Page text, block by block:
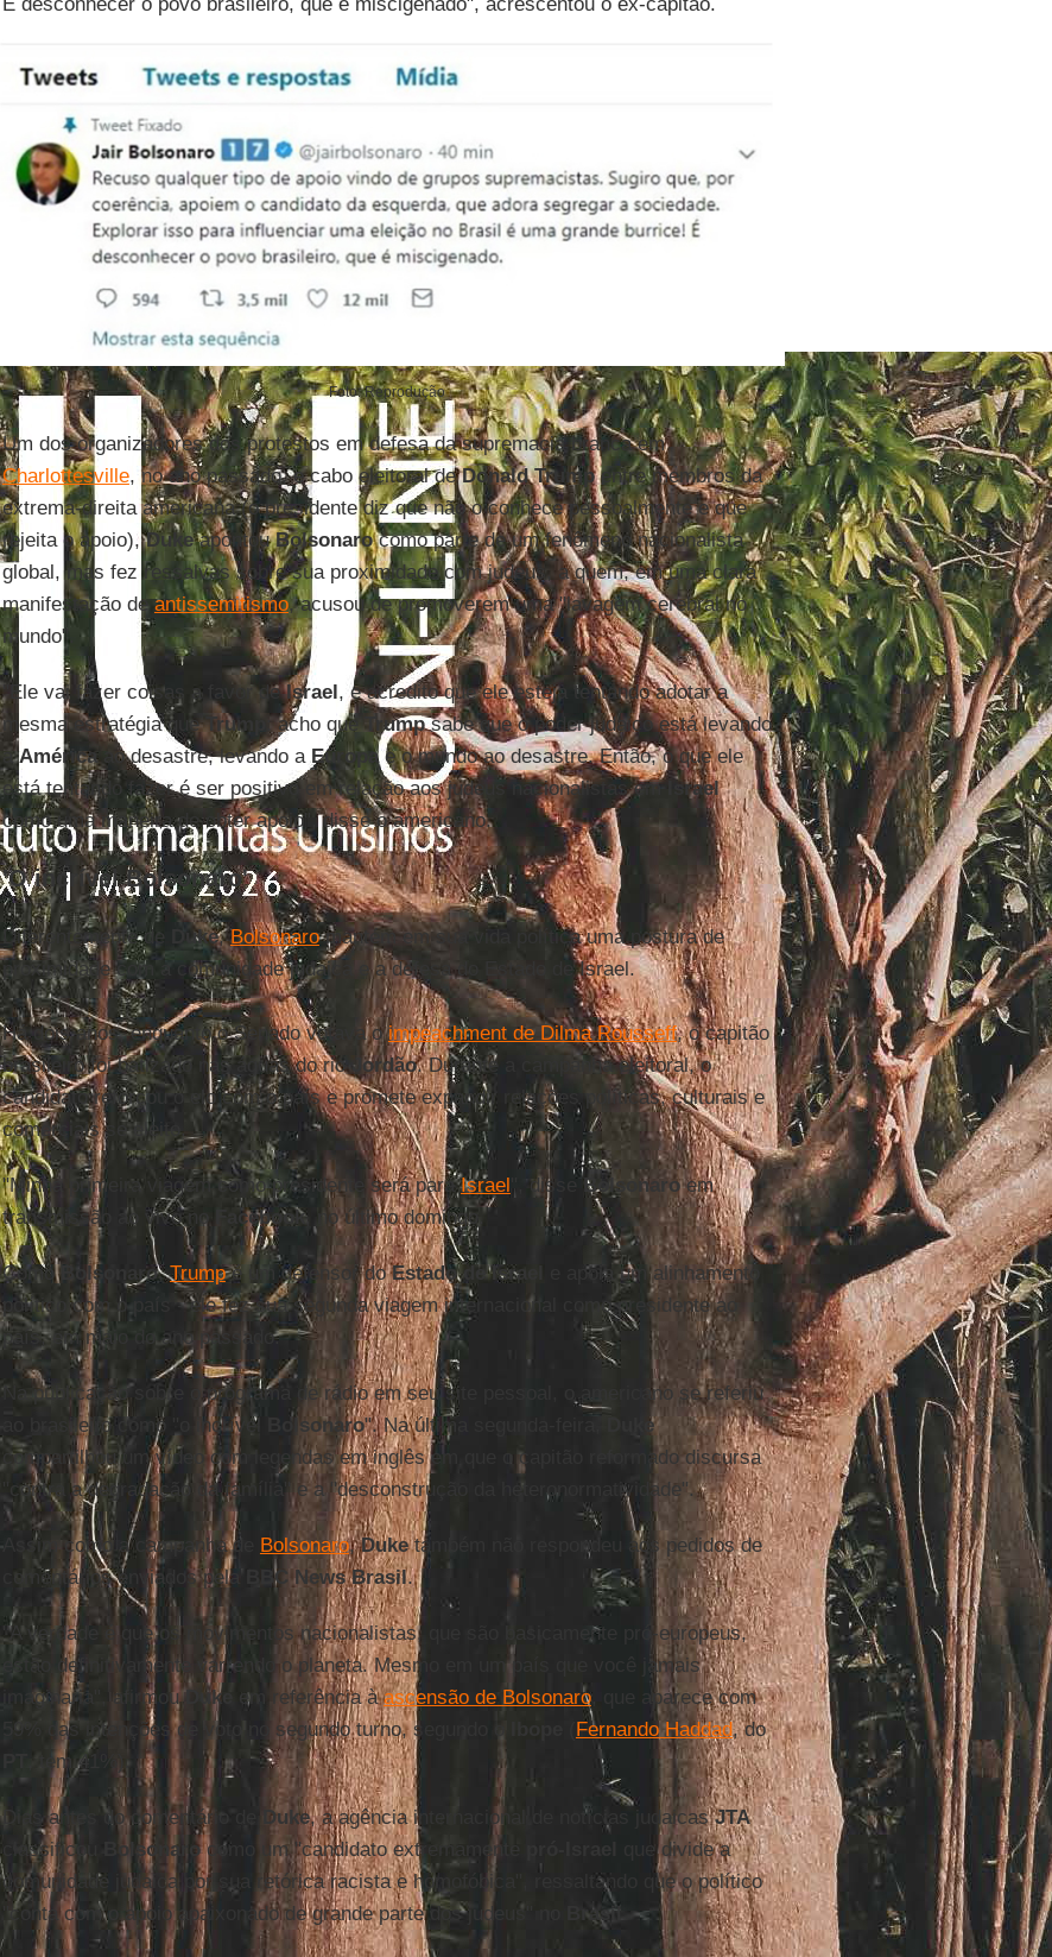
Foto: Reprodução
Um dos organizadores dos protestos em defesa da supremacia branca em
Charlottesville, no ano passado, e cabo eleitoral deDonald Trumpentre membros da
extrema-direita americana (o presidente diz que não o conhece pessoalmente e que
rejeita o apoio),DukeapontouBolsonarocomo parte de um fenômeno nacionalista
global, mas fez ressalvas sobre sua proximidade com judeus, a quem, em uma clara
manifestação deantissemitismo, acusou de promoverem uma "lavagem cerebral no
mundo".
"Ele vai fazer coisas a favor deIsrael , e acredito que ele esteja tentando adotar a
mesma estratégia queTrump : acho que Trumpsabe que o poder judaico está levando
aAméricaao desastre, levando aEuropae o mundo ao desastre. Então, o que ele
está tentando fazer é ser positivo em relação aos judeus nacionalistas em
Israel
como uma maneira de obter apoio", disse o americano.
'O incrível Bolsonaro'
Diferentemente de Duke,Bolsonaromantém em sua vida política uma postura de
proximidade com a comunidade judaica e a defesa do Estado de Israel.
Há dois anos, enquanto o Senado votava oimpeachment de Dilma Rousseff, o capitão
brasileiro foi batizado nas águas do rio Jordão. Durante a campanha eleitoral, o
candidato reforçou o elo com o país e promete expandir relações políticas, culturais e
comerciais se eleito.
"Minha primeira viagem como presidente será paraIsrael ", disse Bolsonaroem
transmissão ao vivo no
Facebook, no último domingo.
ComoBolsonaro,Trumpé um defensor doEstado de Israel
e apoia um alinhamento
político com o país - ele fez sua segunda viagem internacional como presidente ao
país, em maio do ano passado.
Na publicação sobre o programa de rádio em seu site pessoal, o americano se referiu
ao brasileiro como "o incrível
Bolsonaro". Na última segunda-feira,
Duke
compartilhou um vídeo com legendas em inglês em que o capitão reformado discursa
"contra a degradação da família" e a "desconstrução da heteronormatividade".
Assim como a campanha de Bolsonaro,Duketambém não respondeu aos pedidos de
comentários enviados pela
BBC News Brasil.
"A verdade é que os movimentos nacionalistas, que são basicamente pró-europeus,
estão definitivamente varrendo o planeta. Mesmo em um país que você jamais
imaginaria", afirmouDuke em referência àascensão de Bolsonaro, que aparece com
59% das intenções de voto no segundo turno, segundo o
Fernando Haddad, do
, tem 41%).
Dias antes do comentário de Duke, a agência internacional de notícias judaicasJTA
classificou
Bolsonarocomo um "candidato extremamente
que divide a
comunidade judaica por sua retórica racista e homofóbica", ressaltando que o político
"conta com o apoio apaixonado de grande parte dos judeus" no
Brasil